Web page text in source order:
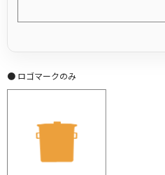
● ロゴマークのみ